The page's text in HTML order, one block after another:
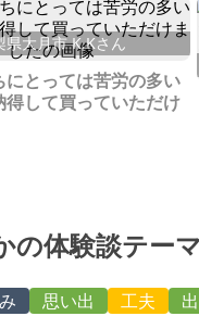
県大月市 K.Kさん
にとっては苦労の多い
得して買っていただけ
の体験談テーマ
思い出 工夫